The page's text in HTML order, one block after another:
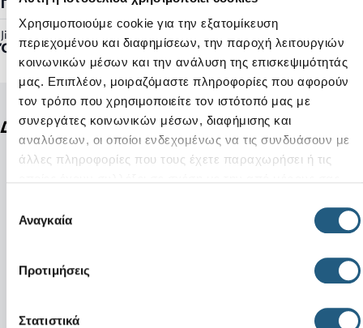
Χρησιμοποιούμε cookie για την εξατομίκευση
περιεχομένου και διαφημίσεων, την παροχή λειτουργιών
κοινωνικών μέσων και την ανάλυση της επισκεψιμότητάς
μας. Επιπλέον, μοιραζόμαστε πληροφορίες που αφορούν
τον τρόπο που χρησιμοποιείτε τον ιστότοπό μας με
συνεργάτες κοινωνικών μέσων, διαφήμισης και
αναλύσεων, οι οποίοι ενδεχομένως να τις συνδυάσουν με
άλλες πληροφορίες που τους έχετε παραχωρήσει ή τις
συγκατάθεσης
Αναγκαία
Προτιμήσεις
Στατιστικά
Jibbitz™ Ready:
Όχι
Δείτε ακόμη